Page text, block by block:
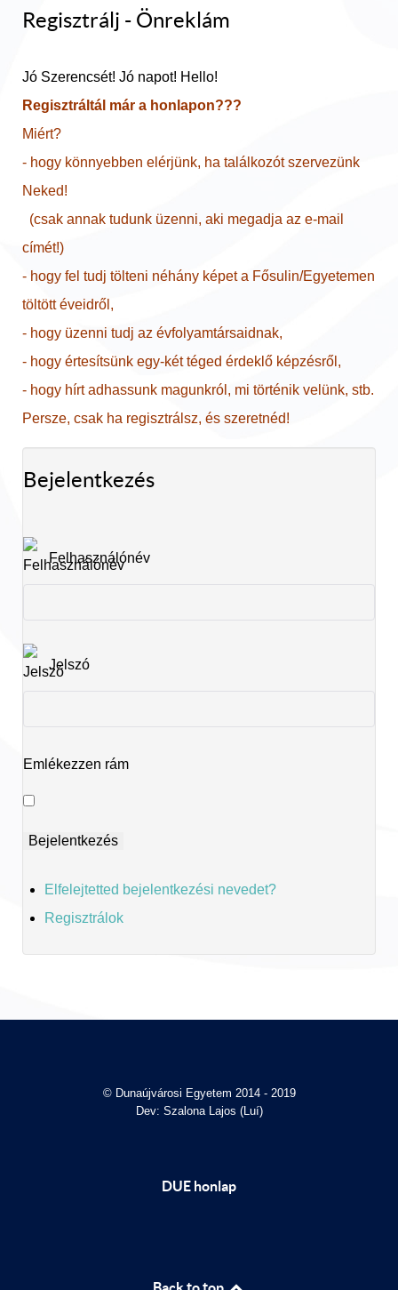
Regisztrálj - Önreklám
Jó Szerencsét! Jó napot! Hello!
Regisztráltál már a honlapon???
Miért?
- hogy könnyebben elérjünk, ha találkozót szervezünk
Neked!
(csak annak tudunk üzenni, aki megadja az e-mail
címét!)
- hogy fel tudj tölteni néhány képet a Fősulin/Egyetemen
töltött éveidről,
- hogy üzenni tudj az évfolyamtársaidnak,
- hogy értesítsünk egy-két téged érdeklő képzésről,
- hogy hírt adhassunk magunkról, mi történik velünk, stb.
Persze, csak ha regisztrálsz, és szeretnéd!
Bejelentkezés
Felhasználónév
Jelszó
Emlékezzen rám
Elfelejtetted bejelentkezési nevedet?
Regisztrálok
© Dunaújvárosi Egyetem 2014 - 2019
Dev: Szalona Lajos (Luí)
DUE honlap